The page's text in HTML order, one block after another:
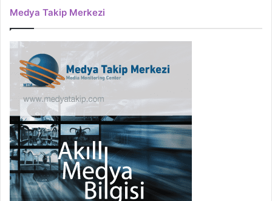
Medya Takip Merkezi